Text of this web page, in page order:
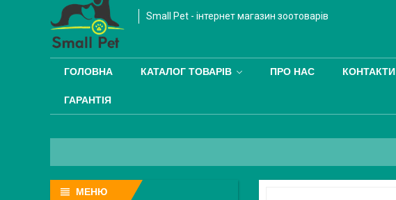
Small Pet - інтернет магазин зоотоварів
ГОЛОВНА КАТАЛОГ ТОВАРІВ ПРО НАС КОНТАКТИ
ГАРАНТІЯ